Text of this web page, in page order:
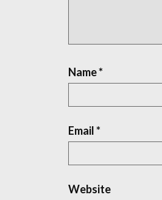
Name*
Email*
Website